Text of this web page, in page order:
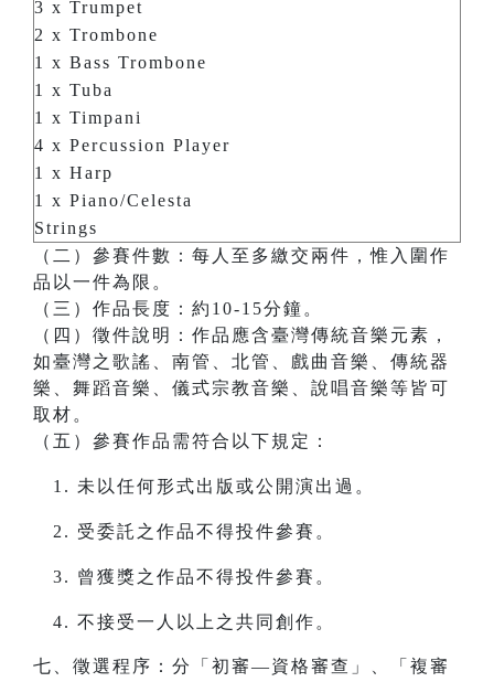
3 x Trumpet
2 x Trombone
1 x Bass Trombone
1 x Tuba
1 x Timpani
4 x Percussion Player
1 x Harp
1 x Piano/Celesta
Strings
（二）參賽件數：每人至多繳交兩件，惟入圍作
品以一件為限。
（三）作品長度：約10-15分鐘。
（四）徵件說明：作品應含臺灣傳統音樂元素，
如臺灣之歌謠、南管、北管、戲曲音樂、傳統器
樂、舞蹈音樂、儀式宗教音樂、說唱音樂等皆可
取材。
（五）參賽作品需符合以下規定：
未以任何形式出版或公開演出過。
受委託之作品不得投件參賽。
曾獲獎之作品不得投件參賽。
不接受一人以上之共同創作。
七、徵選程序：分「初審—資格審查」、「複審